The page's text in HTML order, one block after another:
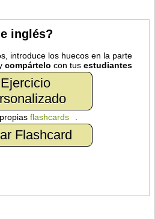
inglés?
introduce los huecos en la parte
compártelo con tusestudiantes
Ejercicio
flashcards
Flashcard